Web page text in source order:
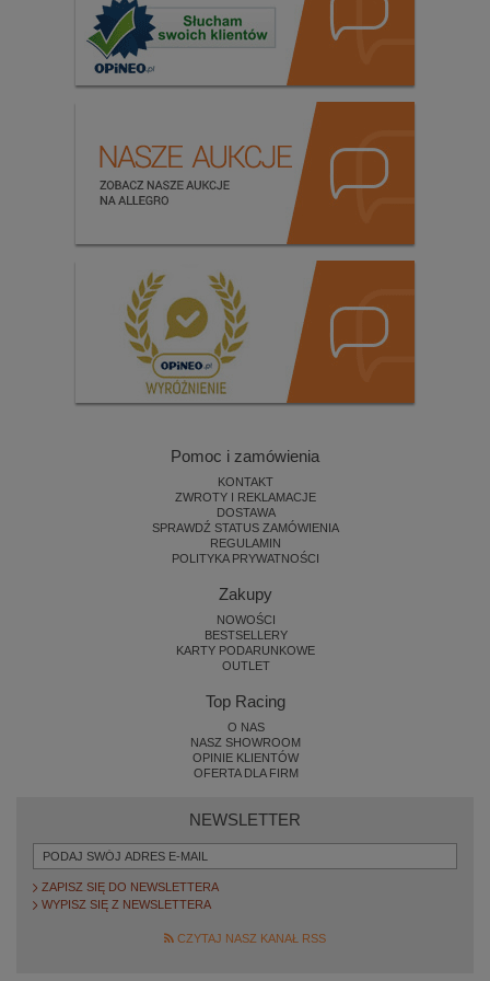
Pomoc i zamówienia
KONTAKT
ZWROTY I REKLAMACJE
DOSTAWA
SPRAWDŹ STATUS ZAMÓWIENIA
REGULAMIN
POLITYKA PRYWATNOŚCI
Zakupy
NOWOŚCI
BESTSELLERY
KARTY PODARUNKOWE
OUTLET
Top Racing
O NAS
NASZ SHOWROOM
OPINIE KLIENTÓW
OFERTA DLA FIRM
NEWSLETTER
ZAPISZ SIĘ DO NEWSLETTERA
WYPISZ SIĘ Z NEWSLETTERA
CZYTAJ NASZ KANAŁ RSS